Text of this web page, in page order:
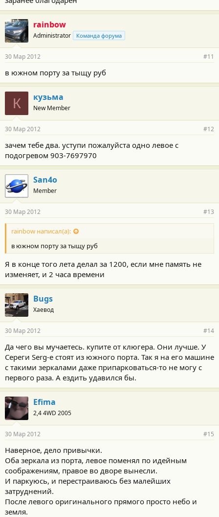
rainbow
Administrator Команда форума
30 Мар 2012 #11
в южном порту за тыщу руб
К кузьма
New Member
30 Мар 2012 #12
зачем тебе два. уступи пожалуйста одно левое с
подогревом 903-7697970
San4o
Member
30 Мар 2012 #13
rainbow написал(а):
в южном порту за тыщу руб
Я в конце того лета делал за 1200, если мне память не
изменяет, и 2 часа времени
Bugs
Хаевод
30 Мар 2012 #14
Да чего вы мучаетесь. купите от клюгера. Они лучше. У
Сереги Serg-e стоят из южного порта. Так я на его машине
с такими зеркалами даже припарковаться-то не могу с
первого раза. А ездить удавился бы.
Efima
2,4 4WD 2005
30 Мар 2012 #15
Наверное, дело привычки.
Оба зеркала из порта, левое поменял по идейным
соображениям, правое во дворе вынесли.
И паркуюсь, и перестраиваюсь без малейших
затруднений.
После левого оригинального прямого просто небо и
земля.